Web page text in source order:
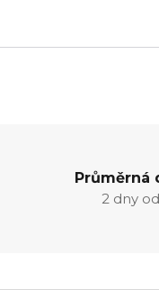
Průměrná
2 dny